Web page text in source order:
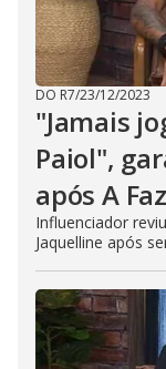
DO R7/23/12/2023
"Jamais
Paiol",
após A
Influenciador
Jaquelline após